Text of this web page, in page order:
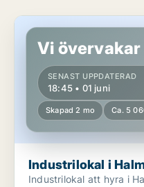
Industrilokal i Halmstad
Vi
SENAST UPPDATERAD
18:45 • 01 juni
Skapad 2 mo Ca. 5
Industrilokal i
Industrilokal att hyra i